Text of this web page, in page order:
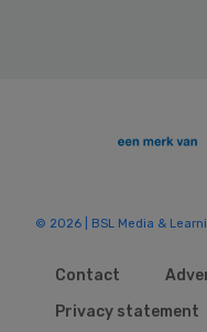
© 2026 | BSL Media &
Contact
Privacy statement